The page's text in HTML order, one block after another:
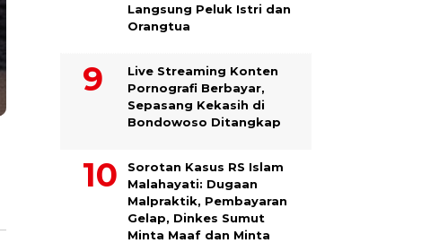
Langsung Peluk Istri dan
Orangtua
Live Streaming Konten
Pornografi Berbayar,
Sepasang Kekasih di
Bondowoso Ditangkap
Sorotan Kasus RS Islam
Malahayati: Dugaan
Malpraktik, Pembayaran
Gelap, Dinkes Sumut
Minta Maaf dan Minta